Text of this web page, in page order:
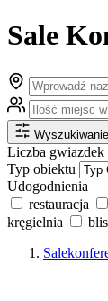
Sale
Liczba gwiazdek
Typ obiektu
Udogodnienia
restauracja
kręgielnia